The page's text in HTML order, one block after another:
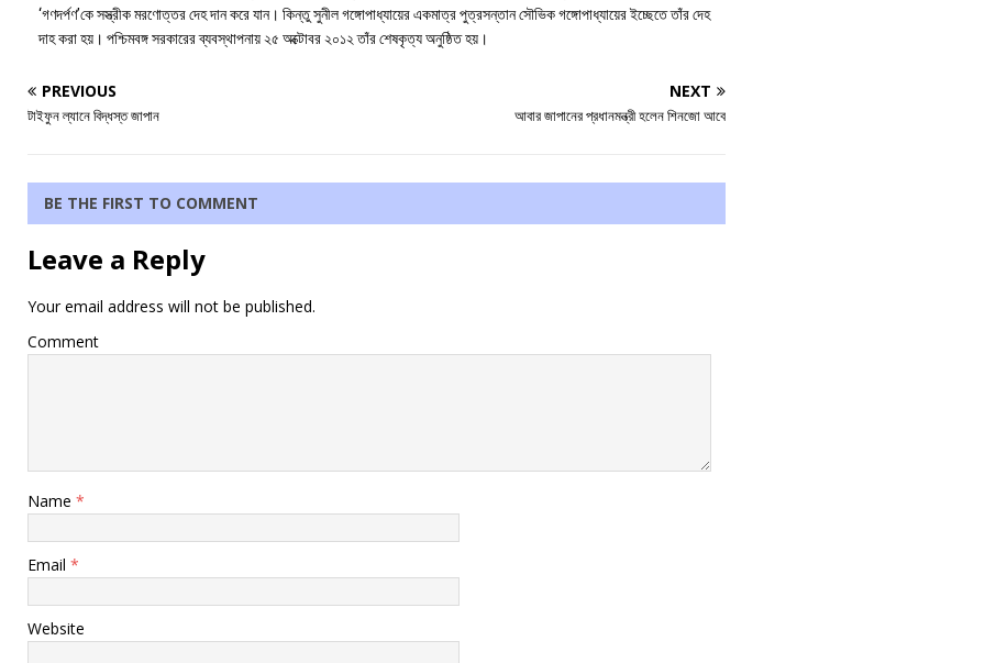
‘গণদর্পণ’কে সস্ত্রীক মরণোত্তর দেহ দান করে যান। কিন্তু সুনীল গঙ্গোপাধ্যায়ের একমাত্র পুত্রসন্তান সৌভিক গঙ্গোপাধ্যায়ের ইচ্ছেতে তাঁর দেহ
দাহ করা হয়। পশ্চিমবঙ্গ সরকারের ব্যবস্থাপনায় ২৫ অক্টোবর ২০১২ তাঁর শেষকৃত্য অনুষ্ঠিত হয়।
PREVIOUS
টাইফুন ল্যানে বিদ্ধস্ত জাপান
NEXT
আবার জাপানের প্রধানমন্ত্রী হলেন শিনজো আবে
BE THE FIRST TO COMMENT
Leave a Reply
Your email address will not be published.
Comment
Name *
Email *
Website